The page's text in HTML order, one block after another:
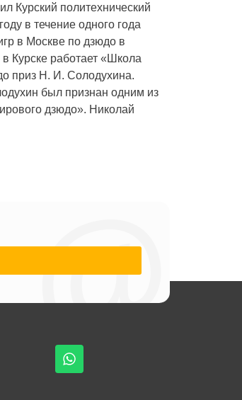
политехнический
в течение одного года
в Москве по дзюдо в
Курске работает «Школа
приз Н. И. Солодухина.
был признан одним из
дзюдо». Николай
@